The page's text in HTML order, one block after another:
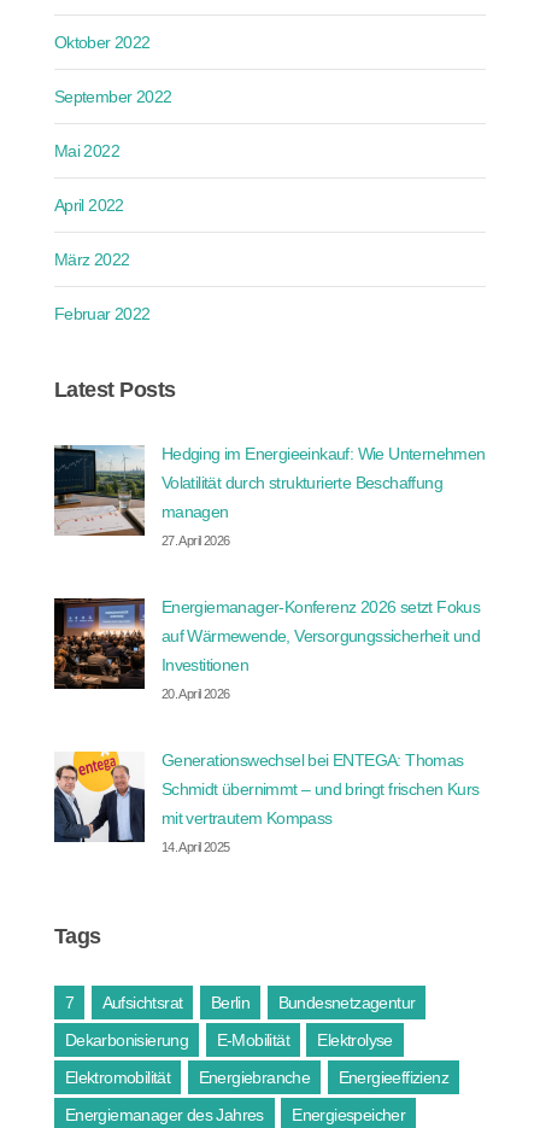
Oktober 2022
September 2022
Mai 2022
April 2022
März 2022
Februar 2022
Latest Posts
Hedging im Energieeinkauf: Wie Unternehmen
Volatilität durch strukturierte Beschaffung
managen
27. April 2026
Energiemanager-Konferenz 2026 setzt Fokus
auf Wärmewende, Versorgungssicherheit und
Investitionen
20. April 2026
Generationswechsel bei ENTEGA: Thomas
Schmidt übernimmt – und bringt frischen Kurs
mit vertrautem Kompass
14. April 2025
Tags
7 Aufsichtsrat Berlin
Bundesnetzagentur
Dekarbonisierung
E-Mobilität
Elektrolyse
Elektromobilität
Energiebranche
Energieeffizienz
Energiemanager des Jahres
Energiespeicher